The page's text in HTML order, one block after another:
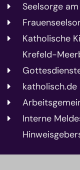
Seelsorge
Katholische
Krefeld-
katholisch.de
Interne